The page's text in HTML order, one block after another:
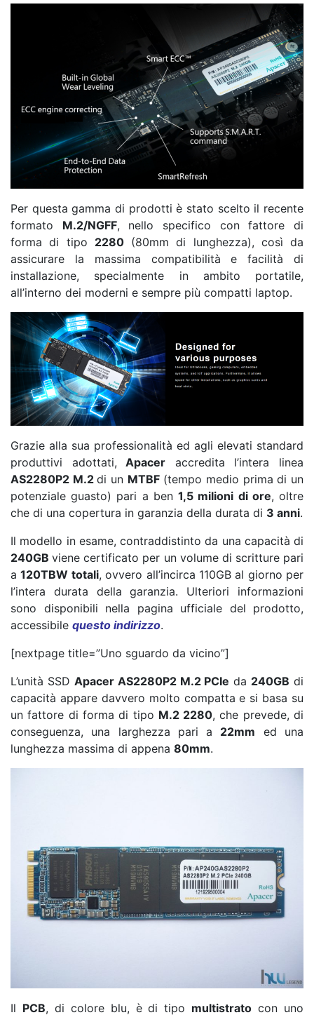
Per questa gamma di prodotti è stato scelto il recente
formato M.2/NGFF, nello specifico con fattore di
forma di tipo 2280(80mm di lunghezza), così da
assicurare la massima compatibilità e facilità di
installazione, specialmente in ambito portatile,
all’interno dei moderni e sempre più compatti laptop.
Grazie alla sua professionalità ed agli elevati standard
produttivi adottati, Apacer accredita l’intera linea
AS2280P2 M.2di un MTBF(tempo medio prima di un
potenziale guasto) pari a ben1,5 milioni di ore, oltre
che di una copertura in garanzia della durata di 3 anni.
Il modello in esame, contraddistinto da una capacità di
240GBviene certificato per un volume di scritture pari
a120TBW totali, ovvero all’incirca 110GB al giorno per
l’intera durata della garanzia. Ulteriori informazioni
sono disponibili nella pagina ufficiale del prodotto,
accessibile questo indirizzo.
[nextpage title=”Uno sguardo da vicino”]
L’unità SSD Apacer AS2280P2 M.2 PCIe da 240GB di
capacità appare davvero molto compatta e si basa su
un fattore di forma di tipo M.2 2280, che prevede, di
conseguenza, una larghezza pari a 22mm ed una
lunghezza massima di appena 80mm.
Il PCB, di colore blu, è di tipo multistrato con uno